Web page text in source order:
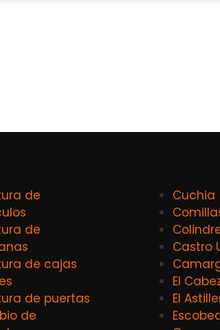
de
de
de cajas
de puertas
de
Cuchia
Castro
El
El